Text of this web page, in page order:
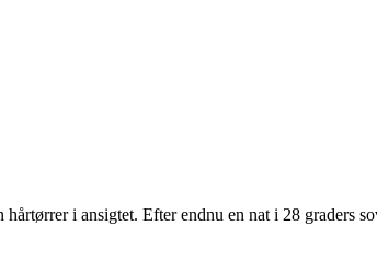
hårtørrer i ansigtet. Efter endnu en nat i 28